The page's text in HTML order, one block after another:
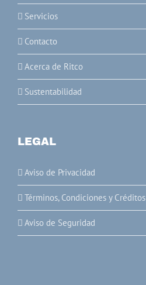
Servicios
Contacto
Acerca de Ritco
Sustentabilidad
LEGAL
Aviso de Privacidad
Términos, Condiciones y Créditos
Aviso de Seguridad